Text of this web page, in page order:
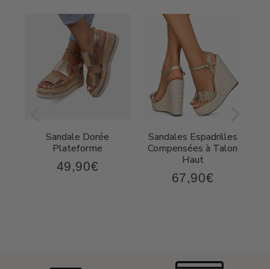
Sandale Dorée
Plateforme
Prix
49,90€
Sandales Espadrilles
Compensées à Talon
Haut
Prix
67,90€